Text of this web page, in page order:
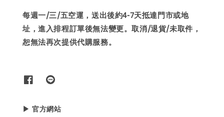
每週一/三/五空運，送出後約4-7天抵達門市或地
址，進入排程訂單後無法變更。取消/退貨/未取件，
恕無法再次提供代購服務。
▶ 官方網站